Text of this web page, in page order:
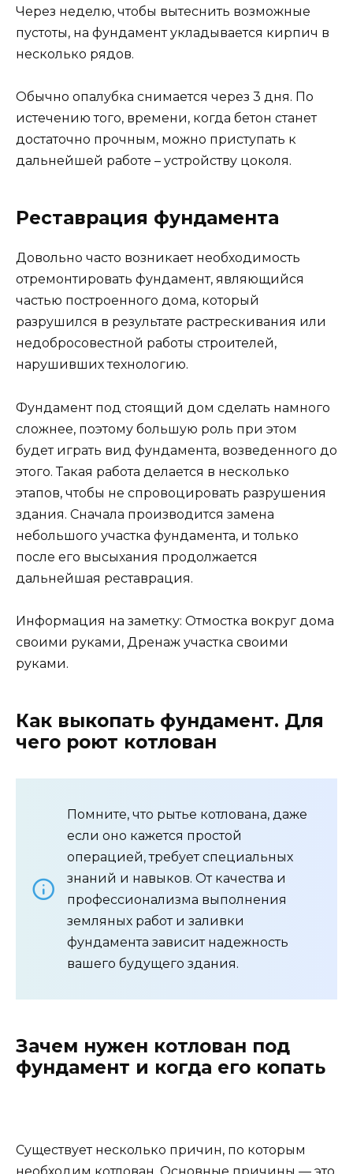
Через неделю, чтобы вытеснить возможные
пустоты, на фундамент укладывается кирпич в
несколько рядов.
Обычно опалубка снимается через 3 дня. По
истечению того, времени, когда бетон станет
достаточно прочным, можно приступать к
дальнейшей работе – устройству цоколя.
Реставрация фундамента
Довольно часто возникает необходимость
отремонтировать фундамент, являющийся
частью построенного дома, который
разрушился в результате растрескивания или
недобросовестной работы строителей,
нарушивших технологию.
Фундамент под стоящий дом сделать намного
сложнее, поэтому большую роль при этом
будет играть вид фундамента, возведенного до
этого. Такая работа делается в несколько
этапов, чтобы не спровоцировать разрушения
здания. Сначала производится замена
небольшого участка фундамента, и только
после его высыхания продолжается
дальнейшая реставрация.
Информация на заметку: Отмостка вокруг дома
своими руками, Дренаж участка своими
руками.
Как выкопать фундамент. Для
чего роют котлован
Помните, что рытье котлована, даже
если оно кажется простой
операцией, требует специальных
знаний и навыков. От качества и
профессионализма выполнения
земляных работ и заливки
фундамента зависит надежность
вашего будущего здания.
Зачем нужен котлован под
фундамент и когда его копать
Существует несколько причин, по которым